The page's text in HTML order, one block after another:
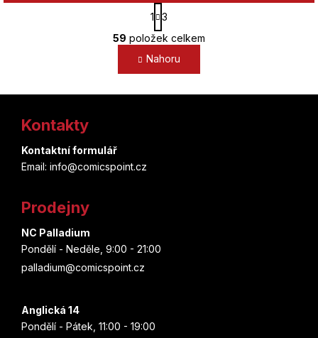
O
v
l
á
d
ý
S
t
r
á
n
k
1
3
59 položek celkem
Nahoru
Kontakty
Kontaktní formulář
Email: info@comicspoint.cz
Prodejny
NC Palladium
Pondělí - Neděle, 9:00 - 21:00
palladium@comicspoint.cz
Anglická 14
Pondělí - Pátek, 11:00 - 19:00